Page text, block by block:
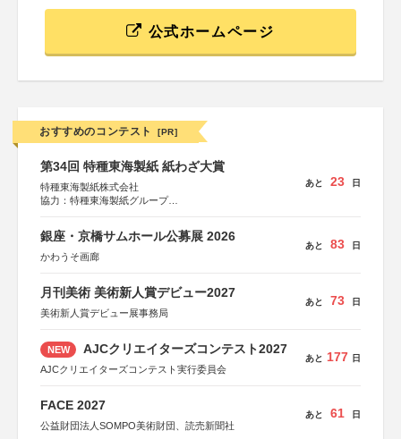
公式ホームページ
おすすめのコンテスト [PR]
第34回 特種東海製紙 紙わざ大賞
特種東海製紙株式会社
協力：特種東海製紙グループ
あと 23 日
銀座・京橋サムホール公募展 2026
かわうそ画廊
あと 83 日
月刊美術 美術新人賞デビュー2027
美術新人賞デビュー展事務局
あと 73 日
NEW AJCクリエイターズコンテスト2027
AJCクリエイターズコンテスト実行委員会
あと 177 日
FACE 2027
公益財団法人SOMPO美術財団、読売新聞社
あと 61 日